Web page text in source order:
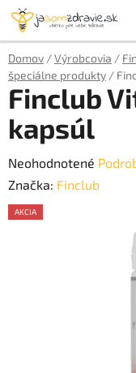
Prejsť
obsah
Domov /Výrobcovia /
špeciálne produkty /
Finclub
kapsúl
Priemerné
hodnotenie
produktu
Neohodnotené
Značka: Finclub
AKCIA